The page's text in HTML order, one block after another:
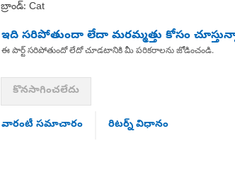
బ్రాండ్: Cat
ఇది సరిపోతుందా లేదా మరమ్మత్తు కోసం
ఈ పార్ట్ సరిపోతుందో లేదో చూడటానికి మీ పరికరాలను జోడించండి.
కొనసాగించలేదు
వారంటీ సమాచారం రిటర్న్ విధానం